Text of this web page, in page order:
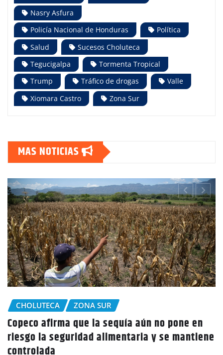
Nasry Asfura
Policía Nacional de Honduras
Política
Salud
Sucesos Choluteca
Tegucigalpa
Tormenta Tropical
Trump
Tráfico de drogas
Valle
Xiomara Castro
Zona Sur
MAS NOTICIAS
CHOLUTECA
Policía Nacional desaloja a campesinos de
tierras en El Tulito, Choluteca